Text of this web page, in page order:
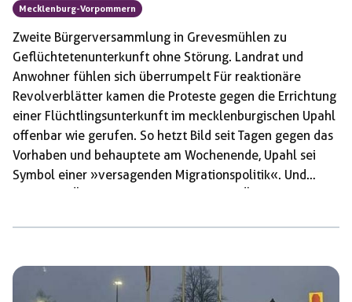
Mecklenburg-Vorpommern
Zweite Bürgerversammlung in Grevesmühlen zu
Geflüchtetenunterkunft ohne Störung. Landrat und
Anwohner fühlen sich überrumpelt Für reaktionäre
Revolverblätter kamen die Proteste gegen die Errichtung
einer Flüchtlingsunterkunft im mecklenburgischen ­Upahl
offenbar wie gerufen. So hetzt Bild seit Tagen gegen das
Vorhaben und behauptete am Wochenende, Upahl sei
Symbol einer »versagenden Migrationspolitik«. Und
Anders als von diesen Medien vermutlich erhofft, kam es
am Freitag abend aber zu keiner neuerlichen Eskalation.